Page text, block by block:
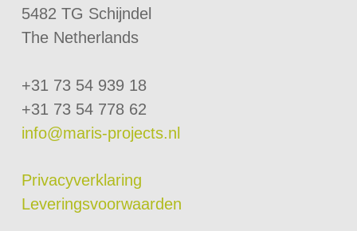
5482 TG Schijndel
The Netherlands
+31 73 54 939 18
+31 73 54 778 62
info@maris-projects.nl
Privacyverklaring
Leveringsvoorwaarden